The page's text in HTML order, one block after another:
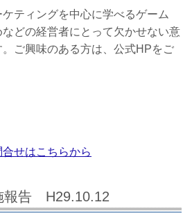
ティングを中心に学べるゲーム
どの経営者にとって欠かせない意
ご興味のある方は、公式HPをご
せはこちらから
報告 H29.10.12